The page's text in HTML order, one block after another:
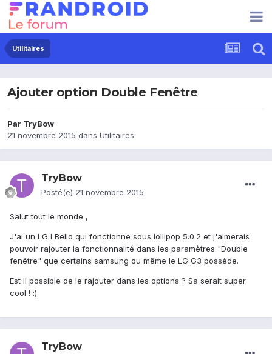
Utilitaires
Ajouter option Double Fenêtre
Par TryBow
21 novembre 2015 dans Utilitaires
TryBow
Posté(e) 21 novembre 2015
Salut tout le monde ,
J'ai un LG l Bello qui fonctionne sous lollipop 5.0.2 et j'aimerais
pouvoir rajouter la fonctionnalité dans les paramètres "Double
fenêtre" que certains samsung ou même le LG G3 possède.
Est il possible de le rajouter dans les options ? Sa serait super
cool ! :)
TryBow